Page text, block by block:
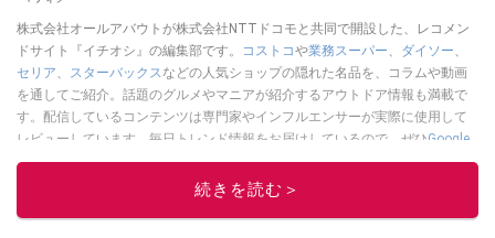
株式会社オールアバウトが株式会社NTTドコモと共同で開設した、レコメン
ドサイト『イチオシ』の編集部です。
コストコや業務スーパー、 ダイソー、
セリア、 スターバックスなどの人気ショップの隠れた名品を、コラムや動画
を通してご紹介。話題のグルメやマニアが紹介するアウトドア情報も満載で
す。配信しているコンテンツは専門家やインフルエンサーが実際に使用して
レビューしています。毎日トレンド情報をお届けしているので、ぜひGoogle
ニュースでフォローしてください！
このイチオシストの他の記事を読む
続きを読む＞